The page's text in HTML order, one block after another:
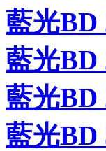
藍光
藍光
藍光
藍光